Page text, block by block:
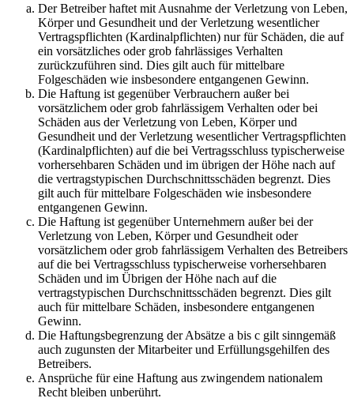
Der Betreiber haftet mit Ausnahme der Verletzung von Leben,
Körper und Gesundheit und der Verletzung wesentlicher
Vertragspflichten (Kardinalpflichten) nur für Schäden, die auf
ein vorsätzliches oder grob fahrlässiges Verhalten
zurückzuführen sind. Dies gilt auch für mittelbare
Folgeschäden wie insbesondere entgangenen Gewinn.
Die Haftung ist gegenüber Verbrauchern außer bei
vorsätzlichem oder grob fahrlässigem Verhalten oder bei
Schäden aus der Verletzung von Leben, Körper und
Gesundheit und der Verletzung wesentlicher Vertragspflichten
(Kardinalpflichten) auf die bei Vertragsschluss typischerweise
vorhersehbaren Schäden und im übrigen der Höhe nach auf
die vertragstypischen Durchschnittsschäden begrenzt. Dies
gilt auch für mittelbare Folgeschäden wie insbesondere
entgangenen Gewinn.
Die Haftung ist gegenüber Unternehmern außer bei der
Verletzung von Leben, Körper und Gesundheit oder
vorsätzlichem oder grob fahrlässigem Verhalten des Betreibers
auf die bei Vertragsschluss typischerweise vorhersehbaren
Schäden und im Übrigen der Höhe nach auf die
vertragstypischen Durchschnittsschäden begrenzt. Dies gilt
auch für mittelbare Schäden, insbesondere entgangenen
Gewinn.
Die Haftungsbegrenzung der Absätze a bis c gilt sinngemäß
auch zugunsten der Mitarbeiter und Erfüllungsgehilfen des
Betreibers.
Ansprüche für eine Haftung aus zwingendem nationalem
Recht bleiben unberührt.